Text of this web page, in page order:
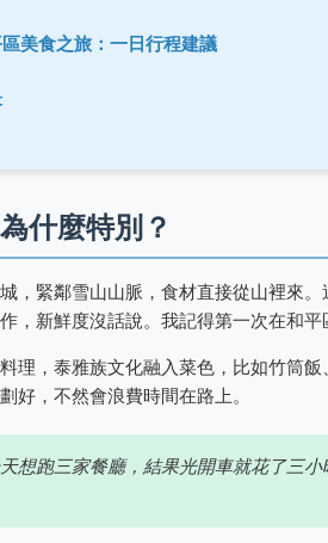
美食之旅：一日行程建議
什麼特別？
，緊鄰雪山山脈，食材直接從山裡來
，新鮮度沒話說。我記得第一次在和
理，泰雅族文化融入菜色，比如竹筒
好，不然會浪費時間在路上。
想跑三家餐廳，結果光開車就花了三